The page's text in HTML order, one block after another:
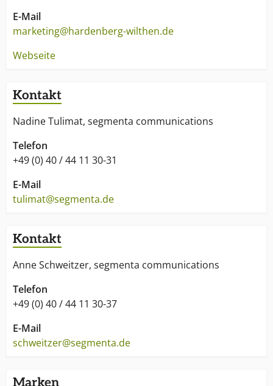
E-Mail
marketing@hardenberg-wilthen.de
Webseite
Kontakt
Nadine Tulimat, segmenta communications
Telefon
+49 (0) 40 / 44 11 30-31
E-Mail
tulimat@segmenta.de
Kontakt
Anne Schweitzer, segmenta communications
Telefon
+49 (0) 40 / 44 11 30-37
E-Mail
schweitzer@segmenta.de
Marken